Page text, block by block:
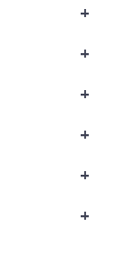
+
+
+
+
+
+